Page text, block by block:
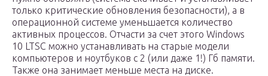
только критические обновления безопасности), а в
операционной системе уменьшается количество
активных процессов. Отчасти за счет этого Windows
10 LTSC можно устанавливать на старые модели
компьютеров и ноутбуков с 2 (или даже 1!) Гб памяти.
Также она занимает меньше места на диске.